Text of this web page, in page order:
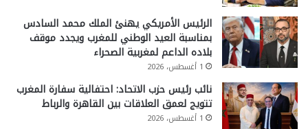
الرئيس الأمريكي يهنئ الملك محمد السادس
بمناسبة العيد الوطني للمغرب ويجدد موقف
بلاده الداعم لمغربية الصحراء
1 أغسطس، 2026
نائب رئيس حزب الاتحاد: احتفالية سفارة المغرب
تتويج لعمق العلاقات بين القاهرة والرباط
1 أغسطس، 2026